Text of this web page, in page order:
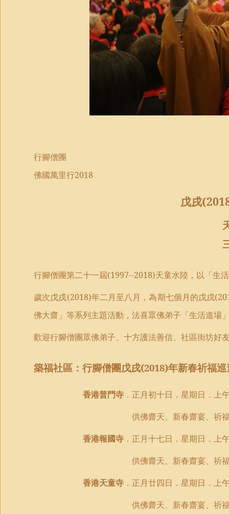
行腳僧團
佛國萬里行2018
戊戌
行腳僧團第二十一屆(1997--2018)天童水陸，以「生
歲次戊戌(2018)年二月至八月，為期七個月的戊戌
佛大齋」等系列主題活動，法喜眾佛弟子「生活道場
歡迎行腳僧團眾佛弟子、十方護法善信、社區街坊好
築福社區 ：行腳僧團戊戌(2018)年新春祈福巡
香港普門寺 ．正月初十日．星期日 ．上
供佛齋天、新春齋宴、 祈
香港報國寺 ．正月十七日．星期日 ．上
供佛齋天、新春齋宴、 祈
香港天童寺 ．正月廿四日．星期日 ．上
供佛齋天、新春齋宴、 祈